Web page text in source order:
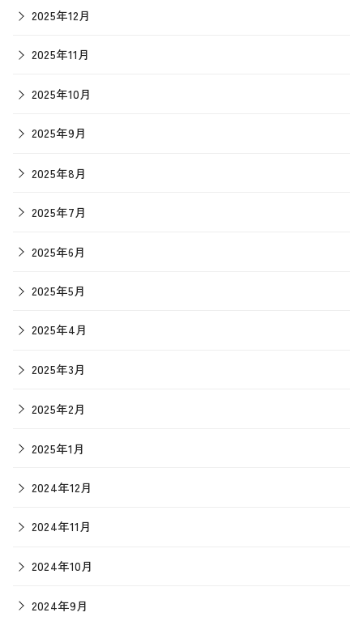
2025年12月
2025年11月
2025年10月
2025年9月
2025年8月
2025年7月
2025年6月
2025年5月
2025年4月
2025年3月
2025年2月
2025年1月
2024年12月
2024年11月
2024年10月
2024年9月